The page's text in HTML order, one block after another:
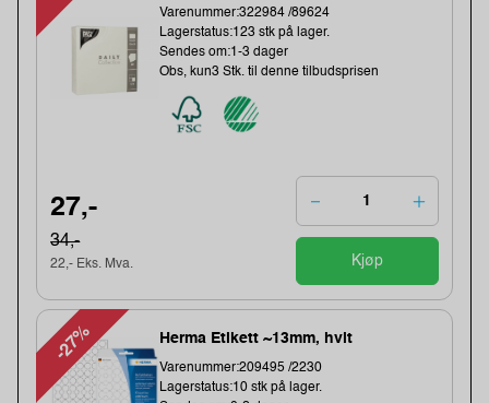
Varenummer:322984 /89624
Lagerstatus:123 stk på lager.
Sendes om:1-3 dager
Obs, kun3 Stk. til denne tilbudsprisen
27,-
34,-
22,- Eks. Mva. Kjøp
-27% Herma Etikett ~13mm, hvit
Varenummer:209495 /2230
Lagerstatus:10 stk på lager.